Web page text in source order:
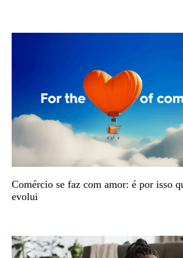
Comércio se faz com amor: é por isso
evolui